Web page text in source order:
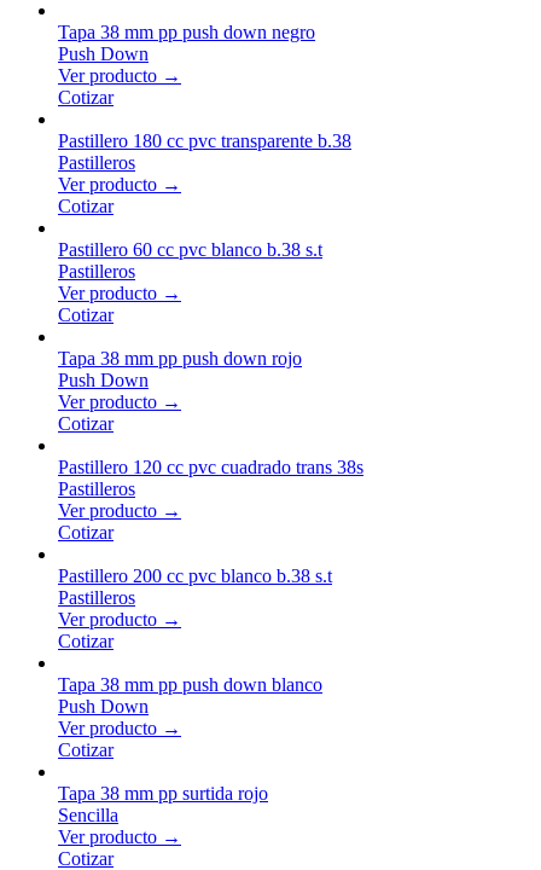
Tapa 38 mm pp push down negro
Push Down
Ver producto →
Cotizar
Pastillero 180 cc pvc transparente b.38
Pastilleros
Ver producto →
Cotizar
Pastillero 60 cc pvc blanco b.38 s.t
Pastilleros
Ver producto →
Cotizar
Tapa 38 mm pp push down rojo
Push Down
Ver producto →
Cotizar
Pastillero 120 cc pvc cuadrado trans 38s
Pastilleros
Ver producto →
Cotizar
Pastillero 200 cc pvc blanco b.38 s.t
Pastilleros
Ver producto →
Cotizar
Tapa 38 mm pp push down blanco
Push Down
Ver producto →
Cotizar
Tapa 38 mm pp surtida rojo
Sencilla
Ver producto →
Cotizar